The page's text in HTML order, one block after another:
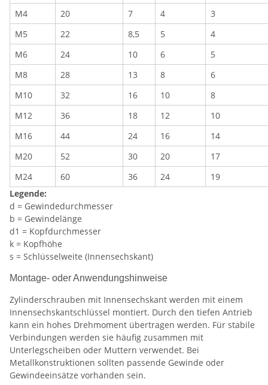
M4
20 7 4
3
M5
22 8,5 5
4
M6
24 10 6
5
M8
28 13 8
6
M10
32 16 10
8
M12
36 18 12
10
M16
44 24 16
14
M20
52 30 20
17
M24
60 36 24
19
Legende:
d = Gewindedurchmesser
b = Gewindelänge
d1 = Kopfdurchmesser
k = Kopfhöhe
s = Schlüsselweite (Innensechskant)
Montage- oder Anwendungshinweise
Zylinderschrauben mit Innensechskant werden mit einem
Innensechskantschlüssel montiert. Durch den tiefen Antrieb
kann ein hohes Drehmoment übertragen werden. Für stabile
Verbindungen werden sie häufig zusammen mit
Unterlegscheiben oder Muttern verwendet. Bei
Metallkonstruktionen sollten passende Gewinde oder
Gewindeeinsätze vorhanden sein.